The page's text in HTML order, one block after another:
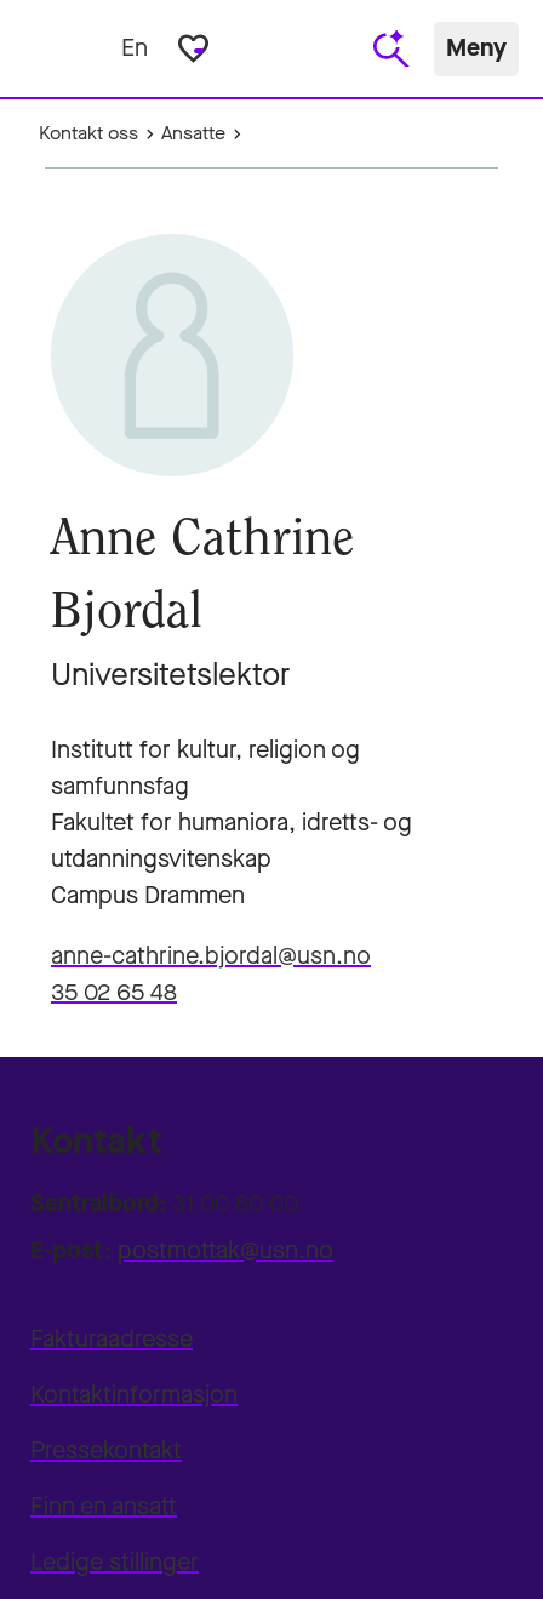
En favorite_border Meny
Kontakt oss Ansatte
Anne Cathrine
Bjordal
Universitetslektor
Institutt for kultur, religion og
samfunnsfag
Fakultet for humaniora, idretts- og
utdanningsvitenskap
Campus Drammen
anne-cathrine.bjordal@usn.no
35 02 65 48
Kontakt
Sentralbord: 31 00 80 00
E-post: postmottak@usn.no
Fakturaadresse
Kontaktinformasjon
Pressekontakt
Finn en ansatt
Ledige stillinger